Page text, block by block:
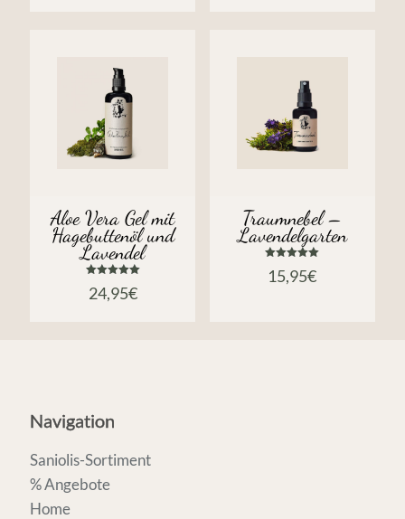
Aloe Vera Gel mit
Hagebuttenöl und
Lavendel
mit
5.00
24,95€
Traumnebel –
Lavendelgarten
mit
5.00
15,95€
Navigation
Saniolis-Sortiment
% Angebote
Home